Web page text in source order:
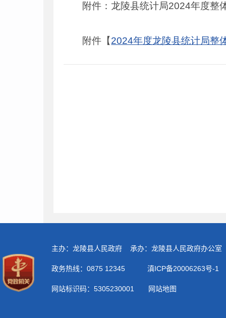
附件：龙陵县统计局2024年度整
附件【2024年度龙陵县统计局整